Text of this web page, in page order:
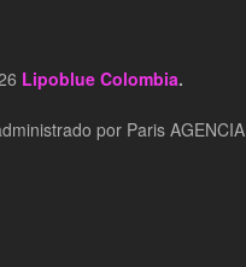
Lipoblue Colombia.
por Paris AGENCIA